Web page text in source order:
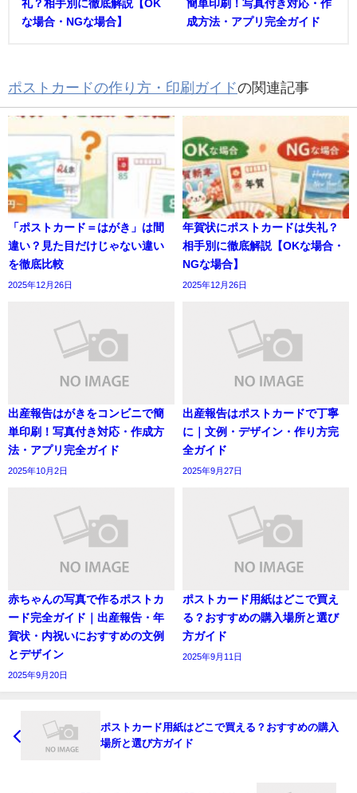
礼？相手別に徹底解説【OK
な場合・NGな場合】
簡単印刷！写真付き対応・作
成方法・アプリ完全ガイド
ポストカードの作り方・印刷ガイドの関連記事
「ポストカード＝はがき」は間
違い？見た目だけじゃない違い
を徹底比較
2025年12月26日
年賀状にポストカードは失礼？
相手別に徹底解説【OKな場合・
NGな場合】
2025年12月26日
出産報告はがきをコンビニで簡
単印刷！写真付き対応・作成方
法・アプリ完全ガイド
2025年10月2日
出産報告はポストカードで丁寧
に｜文例・デザイン・作り方完
全ガイド
2025年9月27日
赤ちゃんの写真で作るポストカ
ード完全ガイド｜出産報告・年
賀状・内祝いにおすすめの文例
とデザイン
2025年9月20日
ポストカード用紙はどこで買え
る？おすすめの購入場所と選び
方ガイド
2025年9月11日
ポストカード用紙はどこで買える？おすすめの購入
場所と選び方ガイド